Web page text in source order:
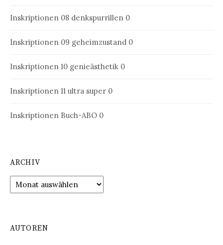
Inskriptionen 08 denkspurrillen 0
Inskriptionen 09 geheimzustand 0
Inskriptionen 10 genieästhetik 0
Inskriptionen 11 ultra super 0
Inskriptionen Buch-ABO 0
ARCHIV
Archiv
AUTOREN